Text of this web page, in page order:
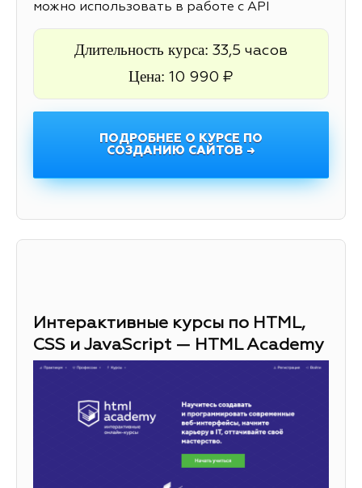
можно использовать в работе с API
Длительность курса: 33,5 часов
Цена: 10 990 ₽
ПОДРОБНЕЕ О КУРСЕ ПО
СОЗДАНИЮ САЙТОВ →
Интерактивные курсы по HTML,
CSS и JavaScript — HTML Academy